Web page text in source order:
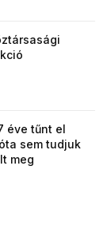
éve tűnt el
sem tudjuk
meg